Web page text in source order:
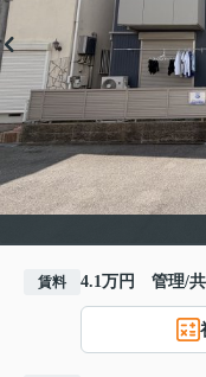
賃料 4.1万円 管理/共